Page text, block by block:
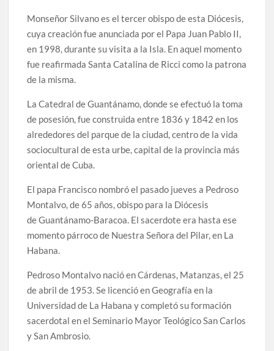
Monseñor Silvano es el tercer obispo de esta Diócesis,
cuya creación fue anunciada por el Papa Juan Pablo II,
en 1998, durante su visita a la Isla. En aquel momento
fue reafirmada Santa Catalina de Ricci como la patrona
de la misma.
La Catedral de Guantánamo, donde se efectuó la toma
de posesión, fue construida entre 1836 y 1842 en los
alrededores del parque de la ciudad, centro de la vida
sociocultural de esta urbe, capital de la provincia más
oriental de Cuba.
El papa Francisco nombró el pasado jueves a Pedroso
Montalvo, de 65 años, obispo para la Diócesis
de Guantánamo-Baracoa. El sacerdote era hasta ese
momento párroco de Nuestra Señora del Pilar, en La
Habana.
Pedroso Montalvo nació en Cárdenas, Matanzas, el 25
de abril de 1953. Se licenció en Geografía en la
Universidad de La Habana y completó su formación
sacerdotal en el Seminario Mayor Teológico San Carlos
y San Ambrosio.